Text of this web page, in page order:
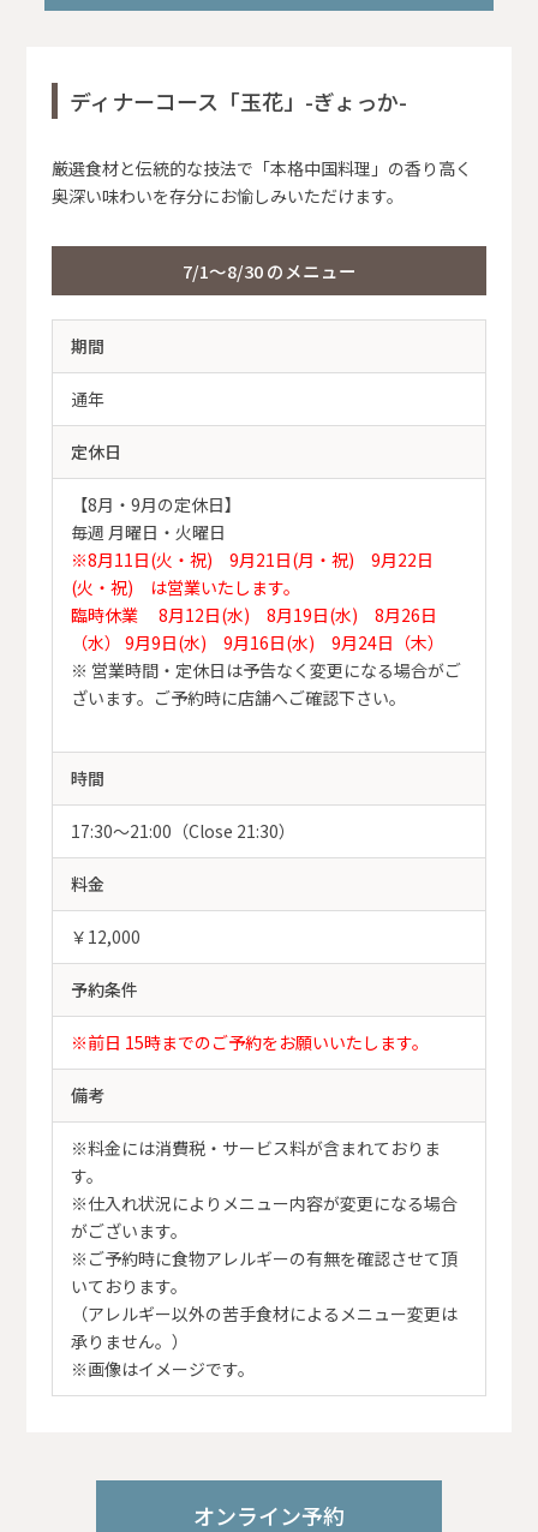
ディナーコース「玉花」-ぎょっか-
厳選食材と伝統的な技法で「本格中国料理」の香り高く
奥深い味わいを存分にお愉しみいただけます。
7/1～8/30 のメニュー
期間
通年
定休日
【8月・9月の定休日】
毎週 月曜日・火曜日
※8月11日(火・祝) 9月21日(月・祝) 9月22日
(火・祝) は営業いたします。
臨時休業 8月12日(水) 8月19日(水) 8月26日
（水） 9月9日(水) 9月16日(水) 9月24日（木）
※ 営業時間・定休日は予告なく変更になる場合がご
ざいます。ご予約時に店舗へご確認下さい。
時間
17:30～21:00（Close 21:30）
料金
￥12,000
予約条件
※前日 15時までのご予約をお願いいたします。
備考
※料金には消費税・サービス料が含まれておりま
す。
※仕入れ状況によりメニュー内容が変更になる場合
がございます。
※ご予約時に食物アレルギーの有無を確認させて頂
いております。
（アレルギー以外の苦手食材によるメニュー変更は
承りません。）
※画像はイメージです。
オンライン予約